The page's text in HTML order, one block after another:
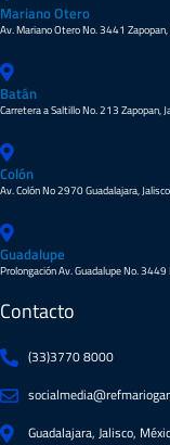
Mariano Otero
Av. Mariano Otero No. 3441 Zapopan,
Batán
Carretera a Saltillo No. 213 Zapopan,
Colón
Av. Colón No 2970 Guadalajara,
Guadalupe
Prolongación Av. Guadalupe No. 3449
Contacto
(33)3770 8000
Guadalajara, Jalisco,